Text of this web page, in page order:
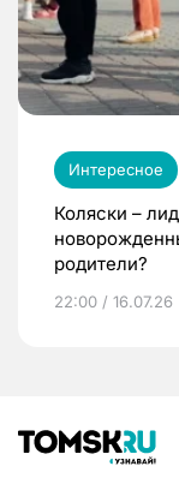
Интересное
Коляски –
родители?
22:00 / 16.07.26